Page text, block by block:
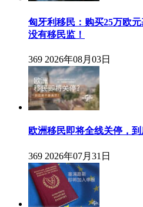
匈牙利移民：购买25万欧
没有移民监！
369 2026年08月03日
欧洲移民即将全线关停，
369 2026年07月31日